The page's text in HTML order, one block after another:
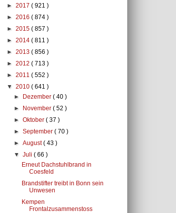
► 2017 ( 921 )
► 2016 ( 874 )
► 2015 ( 857 )
► 2014 ( 811 )
► 2013 ( 856 )
► 2012 ( 713 )
► 2011 ( 552 )
▼ 2010 ( 641 )
►
Dezember( 40 )
►
November( 52 )
►Oktober( 37 )
►September( 70 )
►August( 43 )
▼Juli( 66 )
Erneut Dachstuhlbrand in
Coesfeld
Brandstifter treibt in Bonn sein
Unwesen
Kempen
Frontalzusammenstoss